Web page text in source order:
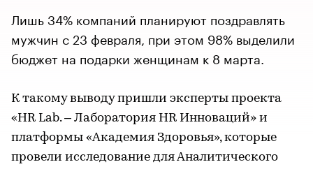
Лишь 34% компаний планируют поздравлять
мужчин с 23 февраля, при этом 98% выделили
бюджет на подарки женщинам к 8 марта.
К такому выводу пришли эксперты проекта
«HR Lab. – Лаборатория HR Инноваций» и
платформы «Академия Здоровья», которые
провели исследование для Аналитического